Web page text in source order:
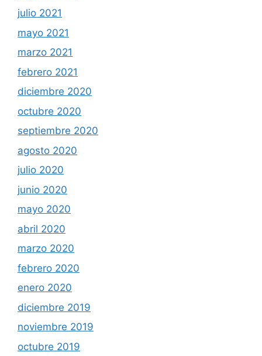
julio 2021
mayo 2021
marzo 2021
febrero 2021
diciembre 2020
octubre 2020
septiembre 2020
agosto 2020
julio 2020
junio 2020
mayo 2020
abril 2020
marzo 2020
febrero 2020
enero 2020
diciembre 2019
noviembre 2019
octubre 2019